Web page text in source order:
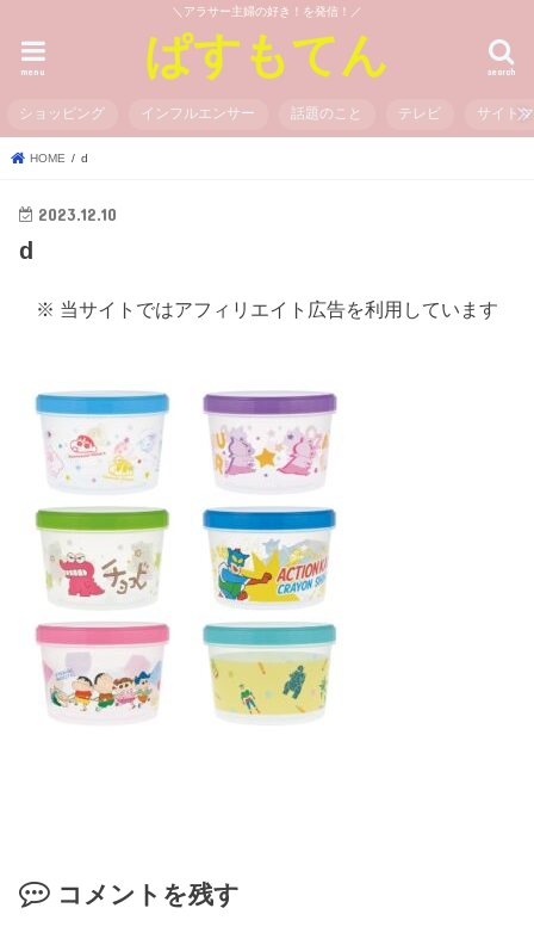
＼アラサー主婦の好き！を発信！／
ぱすもてん search
menu
ショッピング インフルエンサー 話題のこと テレビ サイト
HOME d
2023.12.10
d
※ 当サイトではアフィリエイト広告を利用しています
コメントを残す